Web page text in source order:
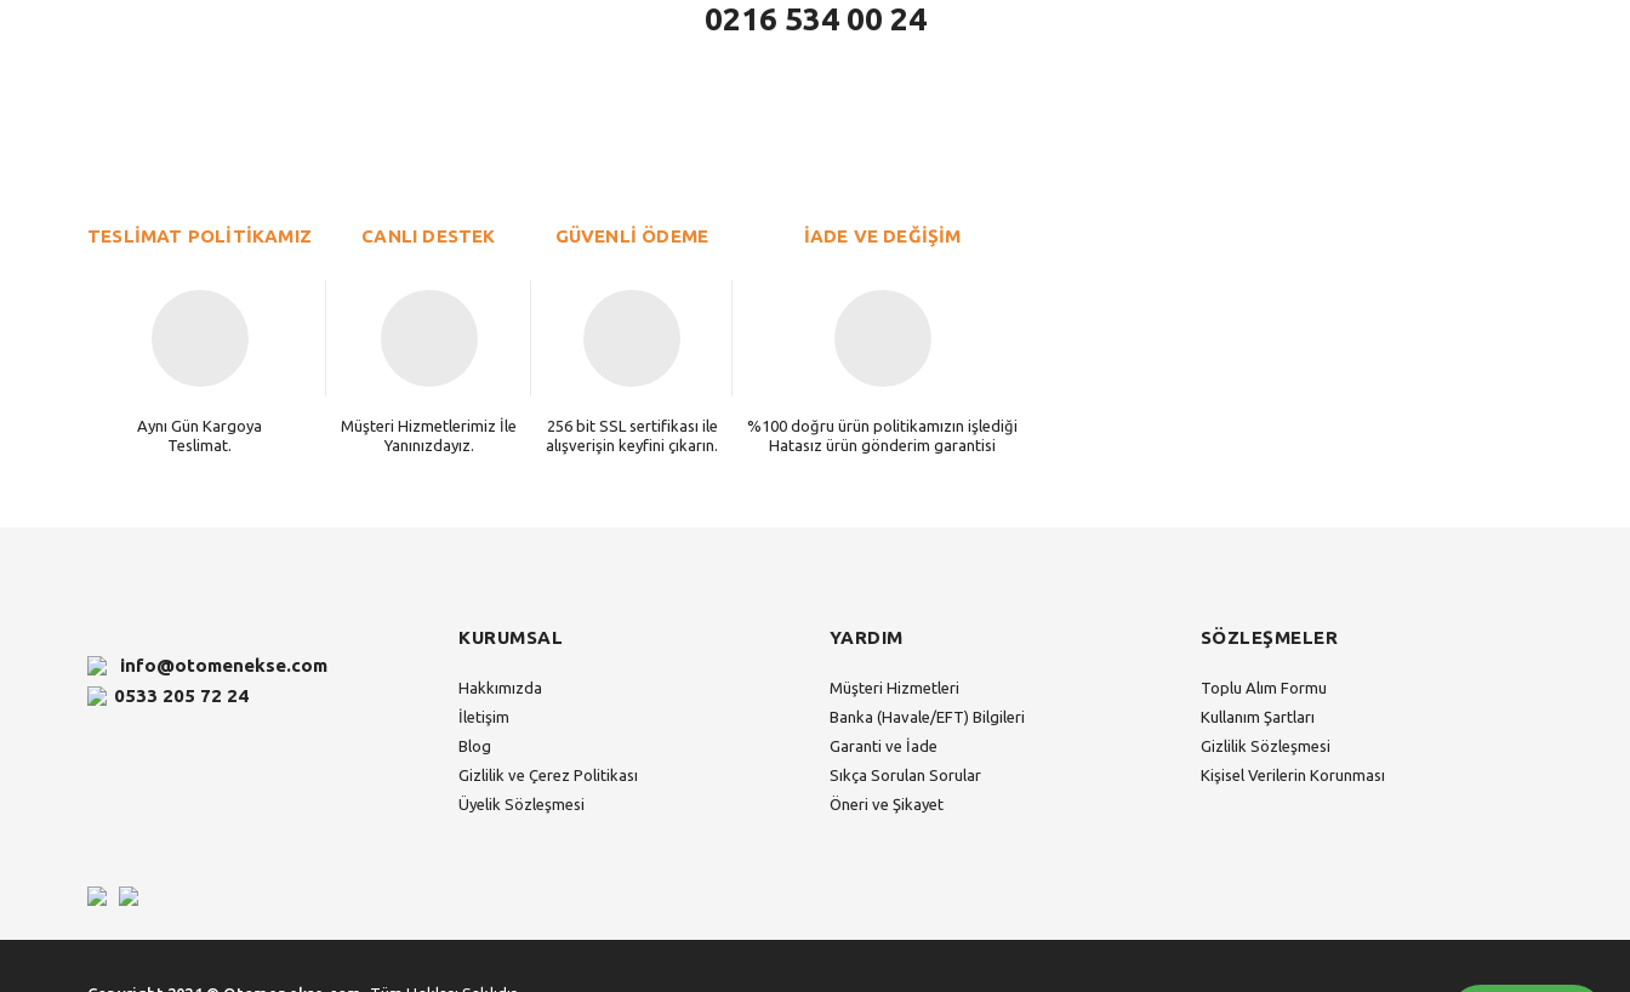
0216 534 00 24
Ürün açıklamasında eksik bilgiler bulunuyor.
TESLİMAT POLİTİKAMIZ
Aynı Gün Kargoya
Teslimat.
CANLI DESTEK
Müşteri Hizmetlerimiz İle
Yanınızdayız.
GÜVENLİ ÖDEME
256 bit SSL sertifikası ile
alışverişin keyfini çıkarın.
İADE VE DEĞİŞİM
%100 doğru ürün politikamızın işlediği
Hatasız ürün gönderim garantisi
info@otomenekse.com
0533 205 72 24
KURUMSAL
Hakkımızda
İletişim
Blog
Gizlilik ve Çerez Politikası
Üyelik Sözleşmesi
YARDIM
Müşteri Hizmetleri
Banka (Havale/EFT) Bilgileri
Garanti ve İade
Sıkça Sorulan Sorular
Öneri ve Şikayet
SÖZLEŞMELER
Toplu Alım Formu
Kullanım Şartları
Gizlilik Sözleşmesi
Kişisel Verilerin Korunması